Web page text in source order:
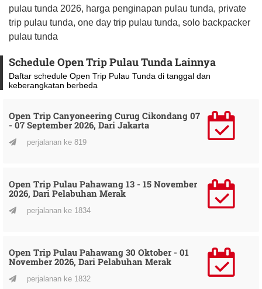
pulau tunda 2026, harga penginapan pulau tunda, private
trip pulau tunda, one day trip pulau tunda, solo backpacker
pulau tunda
Schedule Open Trip Pulau Tunda Lainnya
Daftar schedule Open Trip Pulau Tunda di tanggal dan
keberangkatan berbeda
Open Trip Canyoneering Curug Cikondang 07
- 07 September 2026, Dari Jakarta
perjalanan ke 819
Open Trip Pulau Pahawang 13 - 15 November
2026, Dari Pelabuhan Merak
perjalanan ke 1834
Open Trip Pulau Pahawang 30 Oktober - 01
November 2026, Dari Pelabuhan Merak
perjalanan ke 1832